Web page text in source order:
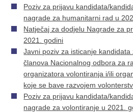
Poziv za prijavu kandidata/
nagrade za humanitarni rad u
Natječaj za dodjelu Nagrade za
2021. godini
Javni poziv za isticanje
članova Nacionalnog odbora za
organizatora volontiranja i/ili
koje se bave razvojem
Poziv za prijavu kandidata/
nagrade za volontiranje u 2021.